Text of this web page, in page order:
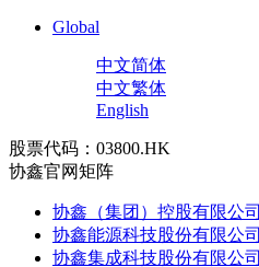
Global
中文简体
中文繁体
English
股票代码：03800.HK
协鑫官网矩阵
协鑫（集团）控股有限公司
协鑫能源科技股份有限公司
协鑫集成科技股份有限公司